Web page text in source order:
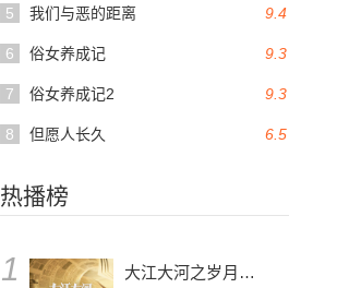
9.4
5 我们与恶的距离
9.3
6 俗女养成记
9.3
7 俗女养成记2
6.5
8 但愿人长久
热播榜
1 大江大河之岁月如歌